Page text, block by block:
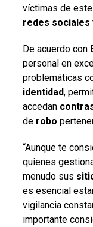
víctimas de
redes sociales
De acuerdo con
personal en
problemáticas
identidad,
accedan
de robo
“Aunque te
quienes
menudo sus
es esencial
vigilancia
importante